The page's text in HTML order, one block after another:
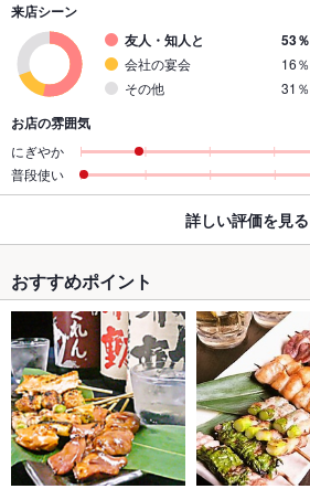
来店シーン
友人・知人と
53％
会社の宴会
16％
その他
31％
お店の雰囲気
にぎやか
普段使い
詳しい評価を見る
おすすめポイント